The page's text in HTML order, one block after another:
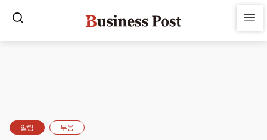
알림 부음